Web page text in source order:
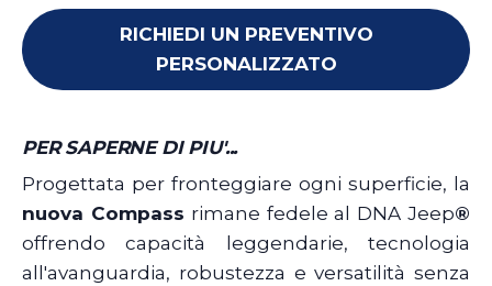
RICHIEDI UN PREVENTIVO
PERSONALIZZATO
PER SAPERNE DI PIU'...
Progettata per fronteggiare ogni superficie, la
nuova Compass rimane fedele al DNA Jeep®
offrendo capacità leggendarie, tecnologia
all'avanguardia, robustezza e versatilità senza